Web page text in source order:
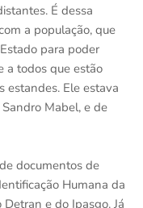
É dessa
a população, que
para poder
a todos que estão
estandes. Ele estava
Mabel, e de
documentos de
Humana da
e do Ipasgo. Já